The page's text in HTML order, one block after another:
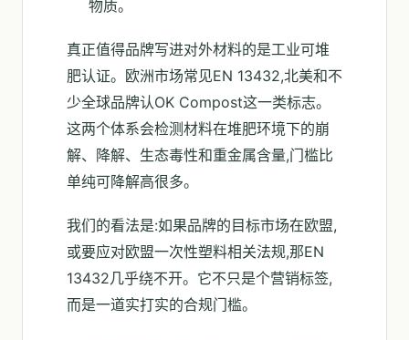
物质。
真正值得品牌写进对外材料的是工业可堆
肥认证。欧洲市场常见EN 13432,北美和不
少全球品牌认OK Compost这一类标志。
这两个体系会检测材料在堆肥环境下的崩
解、降解、生态毒性和重金属含量,门槛比
单纯可降解高很多。
我们的看法是:如果品牌的目标市场在欧盟,
或要应对欧盟一次性塑料相关法规,那EN
13432几乎绕不开。它不只是个营销标签,
而是一道实打实的合规门槛。